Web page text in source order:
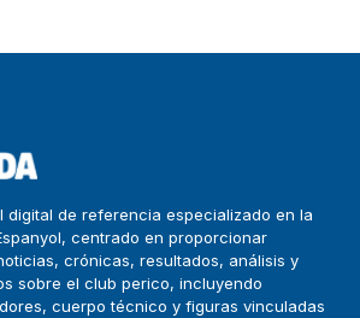
digital de referencia especializado en la
centrado en proporcionar
crónicas, resultados, análisis y
sobre el club perico, incluyendo
cuerpo técnico y figuras vinculadas